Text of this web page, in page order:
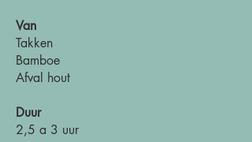
Van
Takken
Bamboe
Afval hout
Duur
2,5 a 3 uur